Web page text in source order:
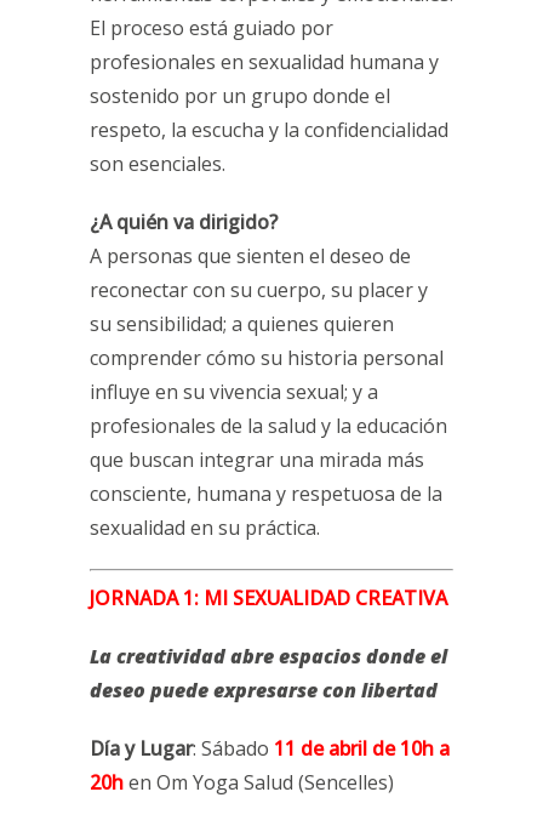
El proceso está guiado por
profesionales en sexualidad humana y
sostenido por un grupo donde el
respeto, la escucha y la confidencialidad
son esenciales.
¿A quién va dirigido?
A personas que sienten el deseo de
reconectar con su cuerpo, su placer y
su sensibilidad; a quienes quieren
comprender cómo su historia personal
influye en su vivencia sexual; y a
profesionales de la salud y la educación
que buscan integrar una mirada más
consciente, humana y respetuosa de la
sexualidad en su práctica.
JORNADA 1: MI SEXUALIDAD CREATIVA
La creatividad abre espacios donde el
deseo puede expresarse con libertad
Día y Lugar: Sábado 11 de abril de 10h a
20hen Om Yoga Salud (Sencelles)